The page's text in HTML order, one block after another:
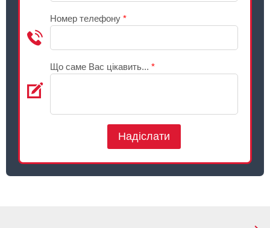
Номер телефону *
Що саме Вас цікавить... *
Надіслати